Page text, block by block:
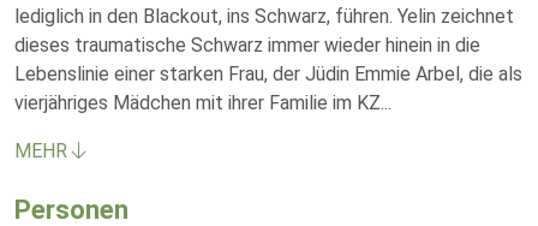
lediglich in den Blackout, ins Schwarz, führen. Yelin zeichnet
dieses traumatische Schwarz immer wieder hinein in die
Lebenslinie einer starken Frau, der Jüdin Emmie Arbel, die als
vierjähriges Mädchen mit ihrer Familie im KZ...
MEHR
Personen